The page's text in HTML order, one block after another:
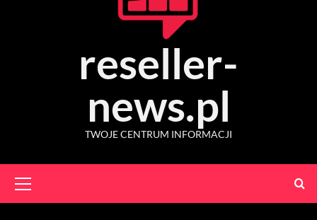
reseller-
news.pl
TWOJE CENTRUM INFORMACJI
Menu